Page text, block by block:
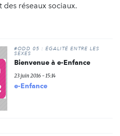
des réseaux sociaux.
#ODD 05 : ÉGALITÉ ENTRE LES
SEXES
Bienvenue à e-Enfance
23 juin 2016 - 15:14
e-Enfance